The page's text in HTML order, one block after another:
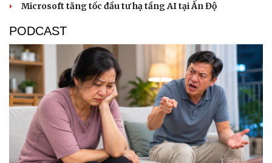
Microsoft tăng tốc đầu tư hạ tầng AI tại Ấn Độ
PODCAST